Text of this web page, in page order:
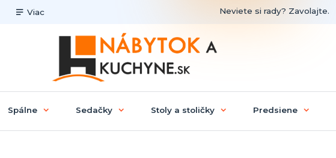
Viac Neviete si rady? Zavolajte.
Spálne Sedačky Stoly a stoličky Predsiene